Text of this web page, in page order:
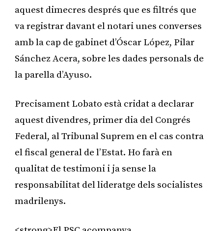
aquest dimecres després que es filtrés que
va registrar davant el notari unes converses
amb la cap de gabinet d’Óscar López, Pilar
Sánchez Acera, sobre les dades personals de
la parella d’Ayuso.
Precisament Lobato està cridat a declarar
aquest divendres, primer dia del Congrés
Federal, al Tribunal Suprem en el cas contra
el fiscal general de l’Estat. Ho farà en
qualitat de testimoni i ja sense la
responsabilitat del lideratge dels socialistes
madrilenys.